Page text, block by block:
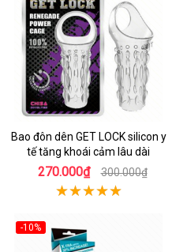
Bao đôn dên GET LOCK silicon y
tế tăng khoái cảm lâu dài
270.000₫ 300.000₫
-10%